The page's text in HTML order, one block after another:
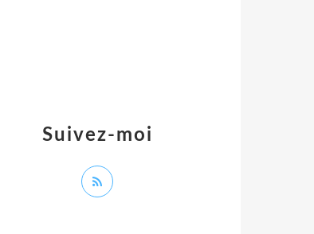
Suivez-moi